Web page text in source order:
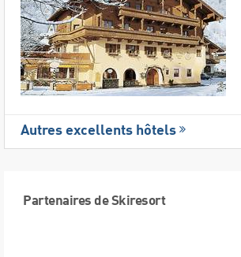
Autres excellents hôtels
Partenaires de Skiresort